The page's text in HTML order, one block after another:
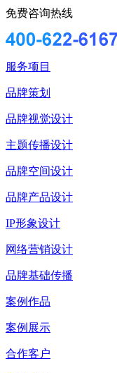
免费咨询热线
服务项目
品牌策划
品牌视觉设计
主题传播设计
品牌空间设计
品牌产品设计
IP形象设计
网络营销设计
品牌基础传播
案例作品
案例展示
合作客户